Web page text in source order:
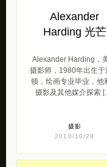
Alexander
Harding 光芒
Alexander Harding，
摄影师，1980年出生于
顿，绘画专业毕业，他
摄影及其他媒介探索
摄影
2010/10/29